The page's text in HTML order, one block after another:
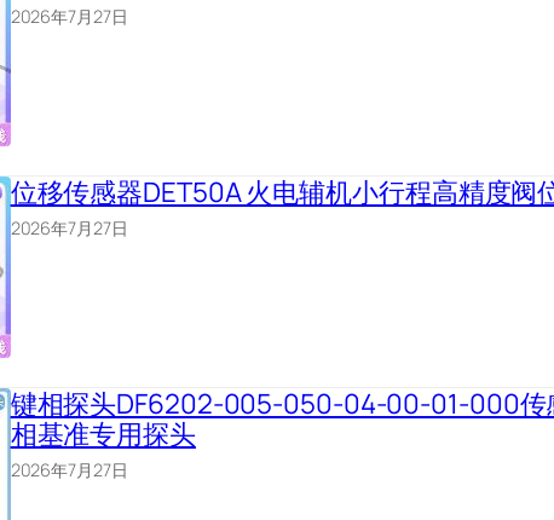
2026年7月27日
位移传感器DET50A 火电辅机小行程高精度阀
2026年7月27日
键相探头DF6202-005-050-04-00-01-000传
相基准专用探头
2026年7月27日